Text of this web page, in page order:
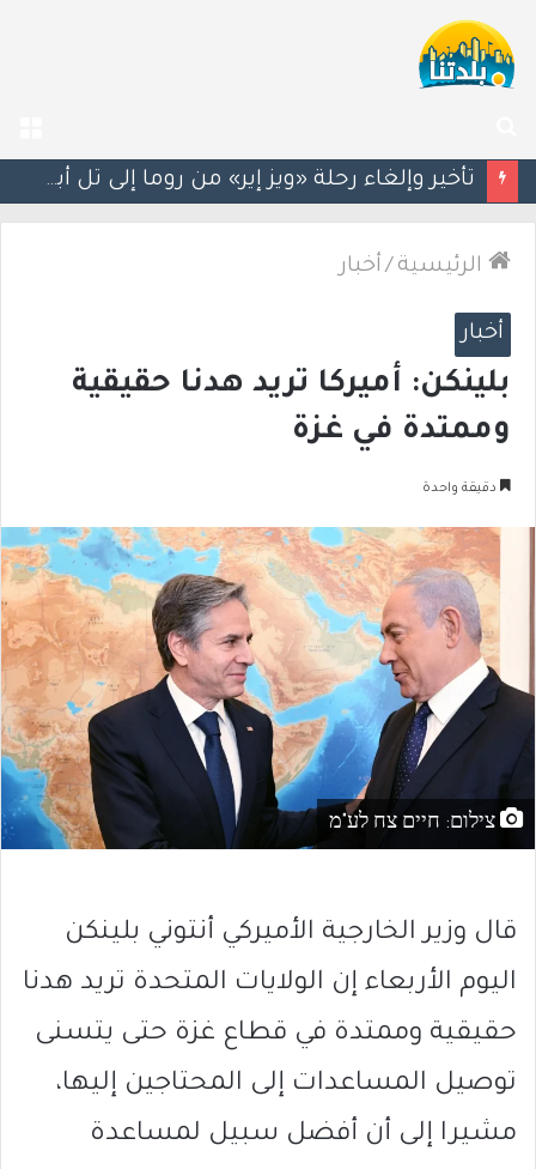
عن
سيغالوفيتش يستقيل من الكنيست.. وتقارير عن اتصالات مع القائمة العربية الموحدة
الرئيسية / أخبار
أخبار
بلينكن: أميركا تريد هدنا حقيقية
وممتدة في غزة
دقيقة واحدة
צילום: חיים צח לע"מ
قال وزير الخارجية الأميركي أنتوني بلينكن
اليوم الأربعاء إن الولايات المتحدة تريد هدنا
حقيقية وممتدة في قطاع غزة حتى يتسنى
توصيل المساعدات إلى المحتاجين إليها،
مشيرا إلى أن أفضل سبيل لمساعدة